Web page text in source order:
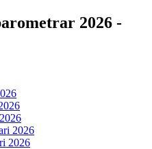
2026 -
2026
2026